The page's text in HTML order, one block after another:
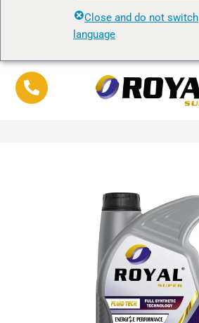
Close and do not switch
language